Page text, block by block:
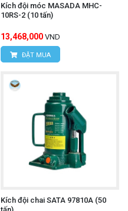
Kích đội móc MASADA MHC-
10RS-2 (10 tấn)
13,468,000 VND
ĐẶT MUA
Kích đội chai SATA 97810A (50